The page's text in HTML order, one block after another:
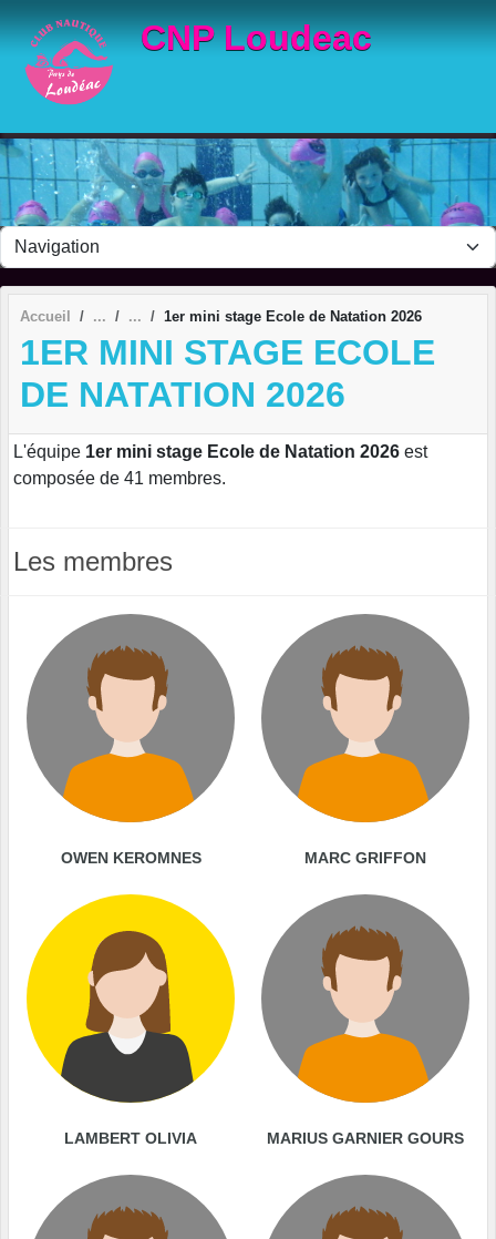
CNP Loudeac
Accueil 1er mini stage Ecole de Natation 2026
1ER MINI STAGE ECOLE
DE NATATION 2026
L'équipe 1er mini stage Ecole de Natation 2026 est
composée de 41 membres.
Les membres
OWEN KEROMNES MARC GRIFFON
LAMBERT OLIVIA MARIUS GARNIER GOURS